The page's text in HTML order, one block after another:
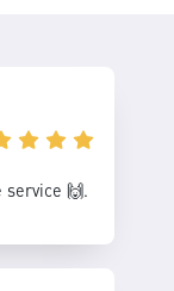
service 🙌.